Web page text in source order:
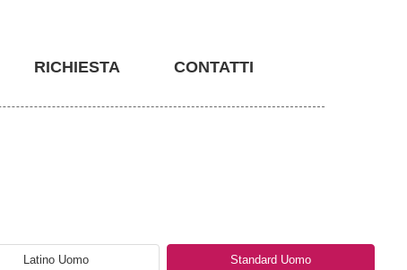
RICHIESTA CONTATTI
Latino Uomo Standard Uomo